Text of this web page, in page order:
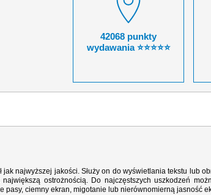
42068 punkty
wydawania ⭐⭐⭐⭐⭐
najwyższej jakości. Służy on do wyświetlania tekstu lub
ostrożnością. Do najczęstszych uszkodzeń
ciemny ekran, migotanie lub nierównomierną jasność